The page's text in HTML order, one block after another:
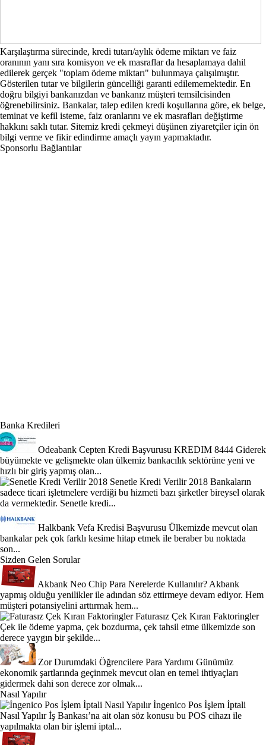
Karşılaştırma sürecinde, kredi tutarı/aylık ödeme miktarı ve faiz
oranının yanı sıra komisyon ve ek masraflar da hesaplamaya dahil
edilerek gerçek "toplam ödeme miktarı" bulunmaya çalışılmıştır.
Gösterilen tutar ve bilgilerin güncelliği garanti edilememektedir. En
doğru bilgiyi bankanızdan ve bankanız müşteri temsilcisinden
öğrenebilirsiniz. Bankalar, talep edilen kredi koşullarına göre, ek belge,
teminat ve kefil isteme, faiz oranlarını ve ek masrafları değiştirme
hakkını saklı tutar. Sitemiz kredi çekmeyi düşünen ziyaretçiler için ön
bilgi verme ve fikir edindirme amaçlı yayın yapmaktadır.
Sponsorlu Bağlantılar
Banka Kredileri
Odeabank Cepten Kredi Başvurusu KREDIM 8444 Giderek
büyümekte ve gelişmekte olan ülkemiz bankacılık sektörüne yeni ve
hızlı bir giriş yapmış olan...
Senetle Kredi Verilir 2018 Bankaların
sadece ticari işletmelere verdiği bu hizmeti bazı şirketler bireysel olarak
da vermektedir. Senetle kredi...
Halkbank Vefa Kredisi Başvurusu Ülkemizde mevcut olan
bankalar pek çok farklı kesime hitap etmek ile beraber bu noktada
son...
Sizden Gelen Sorular
Akbank Neo Chip Para Nerelerde Kullanılır? Akbank
yapmış olduğu yenilikler ile adından söz ettirmeye devam ediyor. Hem
müşteri potansiyelini arttırmak hem...
Faturasız Çek Kıran Faktoringler
Çek ile ödeme yapma, çek bozdurma, çek tahsil etme ülkemizde son
derece yaygın bir şekilde...
Zor Durumdaki Öğrencilere Para Yardımı Günümüz
ekonomik şartlarında geçinmek mevcut olan en temel ihtiyaçları
gidermek dahi son derece zor olmak...
Nasıl Yapılır
İngenico Pos İşlem İptali
Nasıl Yapılır İş Bankası’na ait olan söz konusu bu POS cihazı ile
yapılmakta olan bir işlemi iptal...